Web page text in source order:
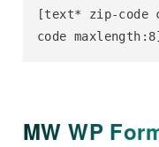
[text* zip-code
code maxlength:8]
MW WP